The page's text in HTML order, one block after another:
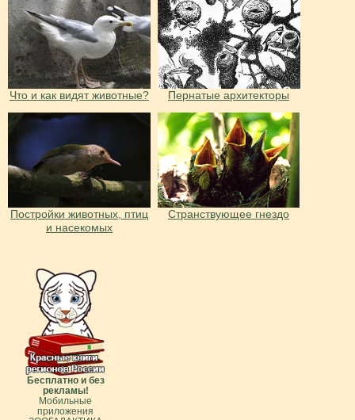
Что и как видят животные? Пернатые архитекторы
Постройки животных, птиц
и насекомых
Странствующее гнездо
Бесплатно и без
рекламы!
Мобильные
приложения